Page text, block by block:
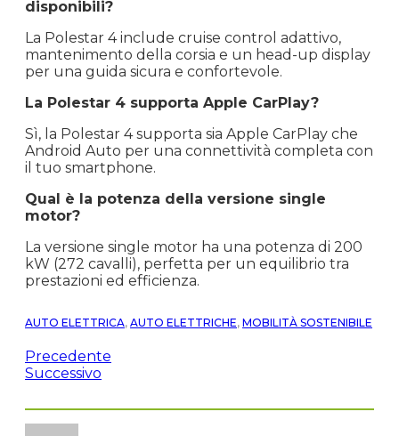
disponibili?
La Polestar 4 include cruise control adattivo,
mantenimento della corsia e un head-up display
per una guida sicura e confortevole.
La Polestar 4 supporta Apple CarPlay?
Sì, la Polestar 4 supporta sia Apple CarPlay che
Android Auto per una connettività completa con
il tuo smartphone.
Qual è la potenza della versione single
motor?
La versione single motor ha una potenza di 200
kW (272 cavalli), perfetta per un equilibrio tra
prestazioni ed efficienza.
AUTO ELETTRICA, AUTO ELETTRICHE, MOBILITÀ SOSTENIBILE
Precedente
Successivo